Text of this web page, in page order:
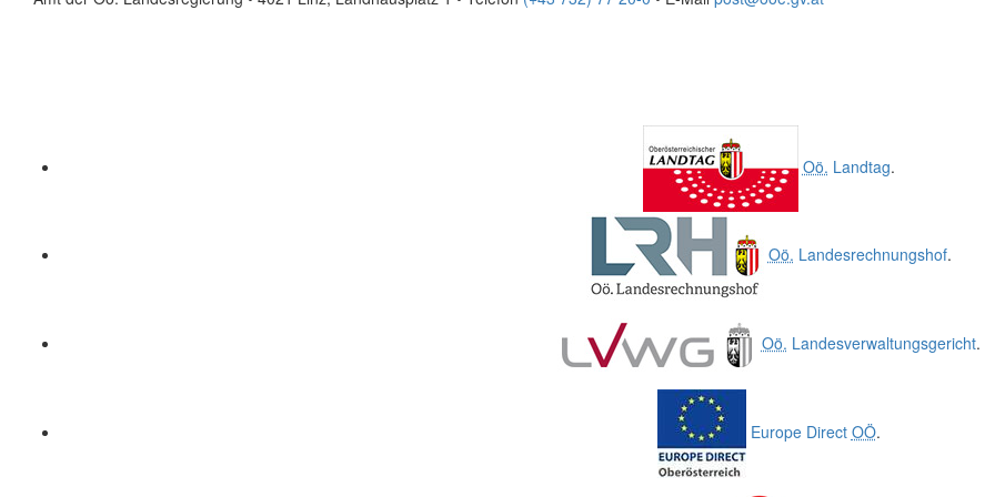
Oö. Landtag.
Oö. Landesrechnungshof.
Oö. Landesverwaltungsgericht.
Europe Direct OÖ.